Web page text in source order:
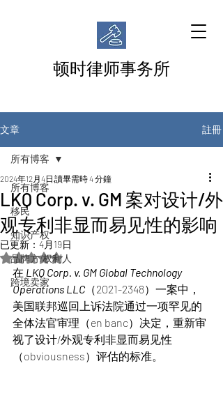
顿时律师事务所
文章 註冊
所有博客
移民
知识产权
品牌方/权利人
跨境卖家
所有博客
LKQ Corp. v. GM 案对设计/外
观专利非显而易见性的影响
2024年12月4日 讀畢需時 4 分鐘
已更新： 4月19日
評等為 NaN（最高為 5 顆星）。
在 LKQ Corp. v. GM Global Technology
Operations LLC （2021-2348）一案中，
美国联邦巡回上诉法院通过一项罕见的
全体法官审理（en banc）决定，重新审
视了设计/外观专利非显而易见性
（obviousness）评估的标准。